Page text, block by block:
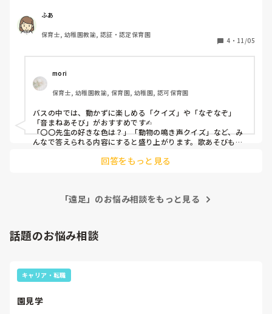
全員で50人ほどいます。後ろ向いたりなどはできないので、
席から動かずできるものがいいです。
ふあ
保育士, 幼稚園教諭, 認証・認定保育園
4 ・ 11/05
mori
保育士, 幼稚園教諭, 保育園, 幼稚園, 認可保育園
バスの中では、動かずに楽しめる「クイズ」や「なぞなぞ」
「音まねあそび」がおすすめです✍︎
「〇〇先生の好きな色は？」「動物の鳴き声クイズ」など、み
んなで答えられる内容にすると盛り上がります。歌あそびも良
テンポの良い歌で楽しい時間になりました☺️
回答をもっと見る
「遠足」のお悩み相談をもっと見る
話題のお悩み相談
キャリア・転職
園見学